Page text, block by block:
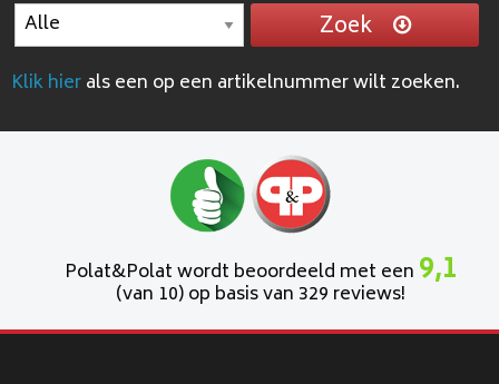
Zoek
Klik hierals een op een artikelnummer wilt zoeken.
Polat&Polat wordt beoordeeld met een 9,1
(van 10) op basis van 329 reviews!